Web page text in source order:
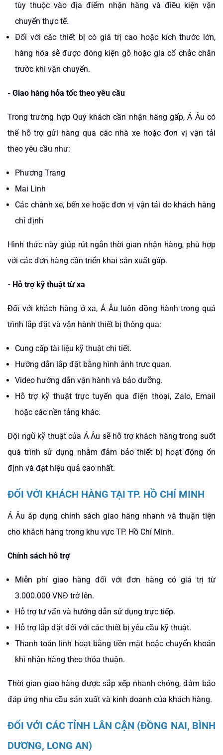
tùy thuộc vào địa điểm nhận hàng và điều kiện vận
chuyển thực tế.
Đối với các thiết bị có giá trị cao hoặc kích thước lớn,
hàng hóa sẽ được đóng kiện gỗ hoặc gia cố chắc chắn
trước khi vận chuyển.
- Giao hàng hỏa tốc theo yêu cầu
Trong trường hợp Quý khách cần nhận hàng gấp, Á Âu có
thể hỗ trợ gửi hàng qua các nhà xe hoặc đơn vị vận tải
theo yêu cầu như:
Phương Trang
Mai Linh
Các chành xe, bến xe hoặc đơn vị vận tải do khách hàng
chỉ định
Hình thức này giúp rút ngắn thời gian nhận hàng, phù hợp
với các đơn hàng cần triển khai sản xuất gấp.
- Hỗ trợ kỹ thuật từ xa
Đối với khách hàng ở xa, Á Âu luôn đồng hành trong quá
trình lắp đặt và vận hành thiết bị thông qua:
Cung cấp tài liệu kỹ thuật chi tiết.
Hướng dẫn lắp đặt bằng hình ảnh trực quan.
Video hướng dẫn vận hành và bảo dưỡng.
Hỗ trợ kỹ thuật trực tuyến qua điện thoại, Zalo, Email
hoặc các nền tảng khác.
Đội ngũ kỹ thuật của Á Âu sẽ hỗ trợ khách hàng trong suốt
quá trình sử dụng nhằm đảm bảo thiết bị hoạt động ổn
định và đạt hiệu quả cao nhất.
ĐỐI VỚI KHÁCH HÀNG TẠI TP. HỒ CHÍ MINH
Á Âu áp dụng chính sách giao hàng nhanh và thuận tiện
cho khách hàng trong khu vực TP. Hồ Chí Minh.
Chính sách hỗ trợ
Miễn phí giao hàng đối với đơn hàng có giá trị từ
3.000.000 VNĐ trở lên.
Hỗ trợ tư vấn và hướng dẫn sử dụng trực tiếp.
Hỗ trợ lắp đặt đối với các thiết bị yêu cầu kỹ thuật.
Thanh toán linh hoạt bằng tiền mặt hoặc chuyển khoản
khi nhận hàng theo thỏa thuận.
Thời gian giao hàng được sắp xếp nhanh chóng, đảm bảo
đáp ứng nhu cầu sản xuất và kinh doanh của khách hàng.
ĐỐI VỚI CÁC TỈNH LÂN CẬN (ĐỒNG NAI, BÌNH
DƯƠNG, LONG AN)